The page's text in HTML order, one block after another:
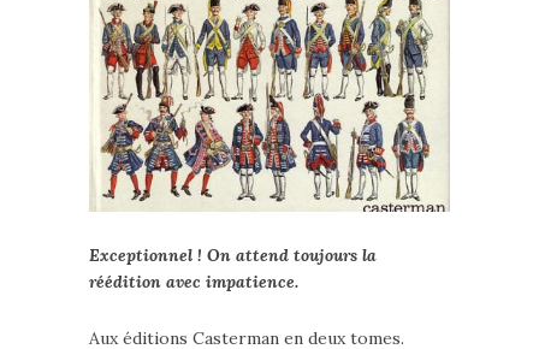
Exceptionnel ! On attend toujours la
réédition avec impatience.
Aux éditions Casterman en deux tomes.